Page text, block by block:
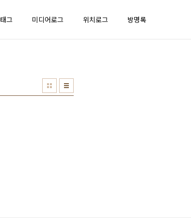
태그 미디어로그 위치로그 방명록